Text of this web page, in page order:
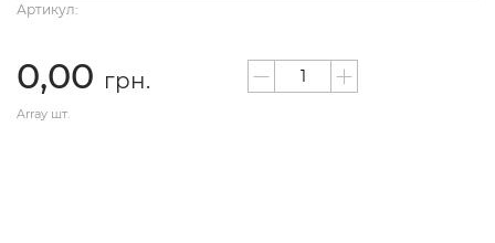
Артикул:
0,00 грн.
Array шт.